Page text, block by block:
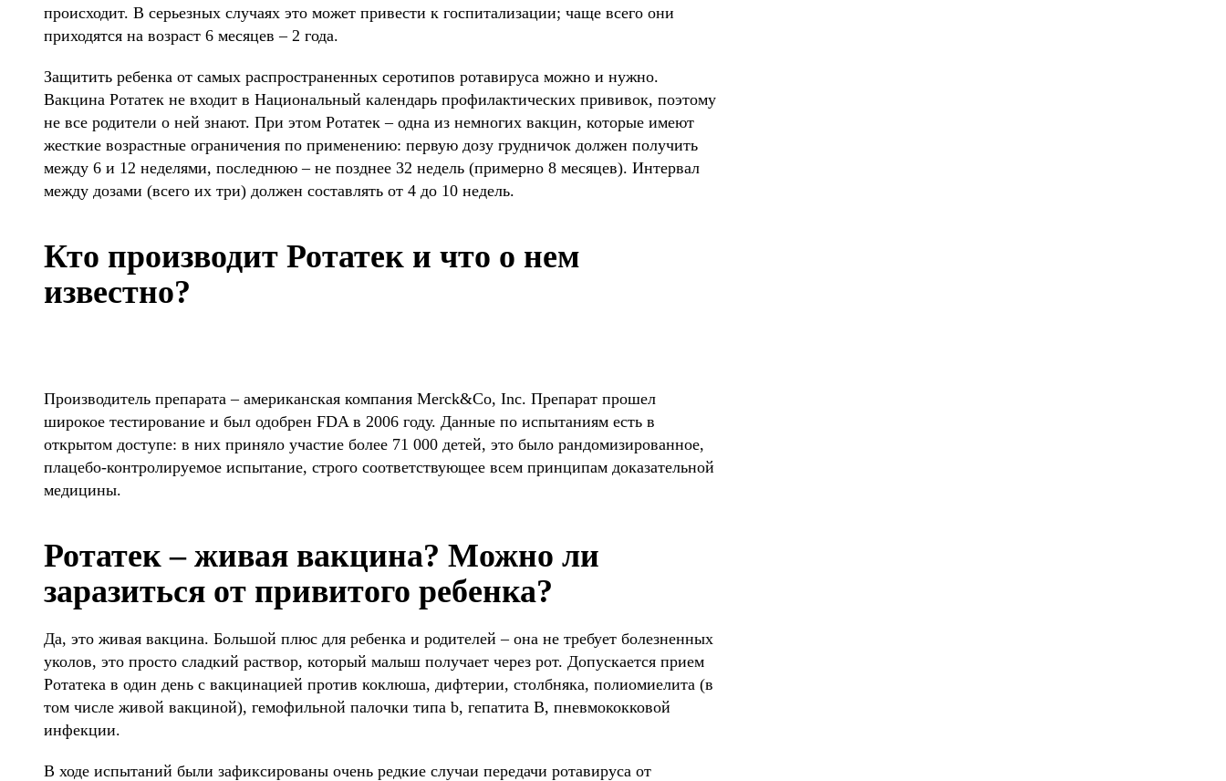
происходит. В серьезных случаях это может привести к госпитализации; чаще всего они
приходятся на возраст 6 месяцев – 2 года.
Защитить ребенка от самых распространенных серотипов ротавируса можно и нужно.
Вакцина Ротатек не входит в Национальный календарь профилактических прививок, поэтому
не все родители о ней знают. При этом Ротатек – одна из немногих вакцин, которые имеют
жесткие возрастные ограничения по применению: первую дозу грудничок должен получить
между 6 и 12 неделями, последнюю – не позднее 32 недель (примерно 8 месяцев). Интервал
между дозами (всего их три) должен составлять от 4 до 10 недель.
Кто производит Ротатек и что о нем
известно?
Производитель препарата – американская компания Merck&Co, Inc. Препарат прошел
широкое тестирование и был одобрен FDA в 2006 году. Данные по испытаниям есть в
открытом доступе: в них приняло участие более 71 000 детей, это было рандомизированное,
плацебо-контролируемое испытание, строго соответствующее всем принципам доказательной
медицины.
Ротатек – живая вакцина? Можно ли
заразиться от привитого ребенка?
Да, это живая вакцина. Большой плюс для ребенка и родителей – она не требует болезненных
уколов, это просто сладкий раствор, который малыш получает через рот. Допускается прием
Ротатека в один день с вакцинацией против коклюша, дифтерии, столбняка, полиомиелита (в
том числе живой вакциной), гемофильной палочки типа b, гепатита B, пневмококковой
инфекции.
В ходе испытаний были зафиксированы очень редкие случаи передачи ротавируса от